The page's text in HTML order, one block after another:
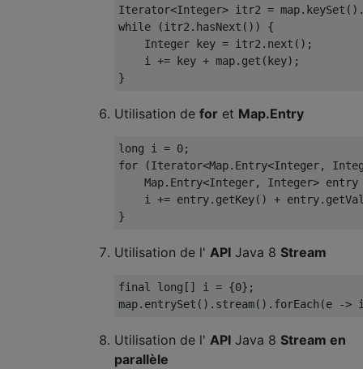
Iterator<Integer> itr2 = map. keySet
while
(itr2 . hasNext ())
{
Integer key = itr2 . next ();
    i
+= key + map. get ( key);
}
Utilisation de for et Map.Entry
long i = 0;
for
(Iterator<Map. Entry<Integer,
Map. Entry<Integer, Integer>
    i
+= entry. getKey() + entry.
}
Utilisation de l' API Java 8 Stream
final long [] i = {0};
map. entrySet (). stream(). forEach (e ->
Utilisation de l' API Java 8 Stream en
parallèle